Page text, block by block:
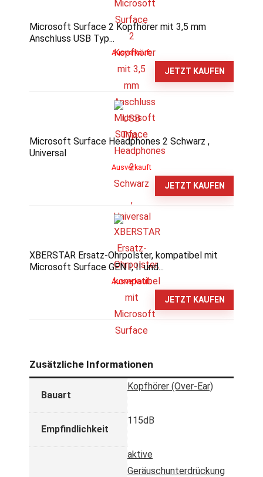
Microsoft Surface 2 Kopfhörer mit 3,5 mm
Anschluss USB Typ...
Ausverkauft
JETZT KAUFEN
Microsoft Surface Headphones 2 Schwarz ,
Universal
Ausverkauft
JETZT KAUFEN
XBERSTAR Ersatz-Ohrpolster, kompatibel mit
Microsoft Surface GEN I, II und...
Ausverkauft
JETZT KAUFEN
Zusätzliche Informationen
Bauart
Kopfhörer (Over-Ear)
Empfindlichkeit
115dB
aktive
Geräuschunterdrückung